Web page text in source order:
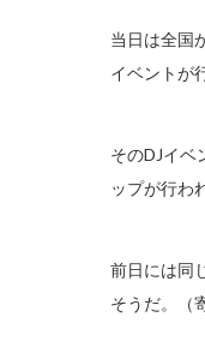
当日は全国
イベントが
そのDJイベ
ップが行わ
前日には同
そうだ。（